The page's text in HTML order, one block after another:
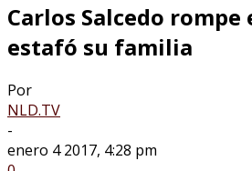
Carlos Salcedo
estafó su familia
Por
NLD.TV
-
enero 4 2017, 4:28 pm